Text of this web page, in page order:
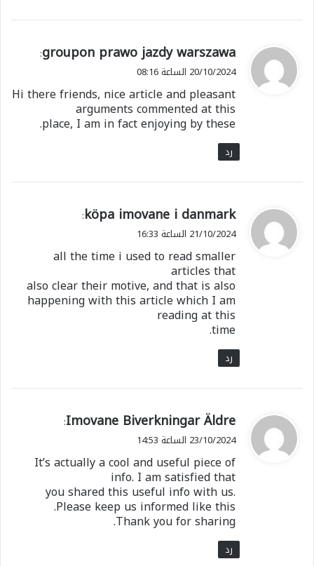
ي
ق
ل
groupon prawo jazdy warszawa
:
20/10/2024 الساعة 08:16
Hi there friends, nice article and pleasant
arguments commented at this
place, I am in fact enjoying by these.
رد
ي
ق
ل
köpa imovane i danmark
:
21/10/2024 الساعة 16:33
all the time i used to read smaller
articles that
also clear their motive, and that is also
happening with this article which I am
reading at this
time.
رد
ي
ق
ل
Imovane Biverkningar Äldre
:
23/10/2024 الساعة 14:53
It’s actually a cool and useful piece of
info. I am satisfied that
you shared this useful info with us.
Please keep us informed like this.
Thank you for sharing.
رد